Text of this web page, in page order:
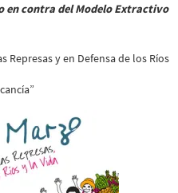
en contra del Modelo Extractivo
Represas y en Defensa de los Ríos